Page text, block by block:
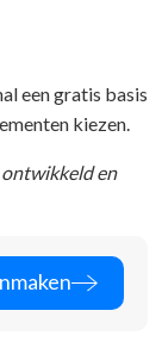
een gratis basis
kiezen.
en